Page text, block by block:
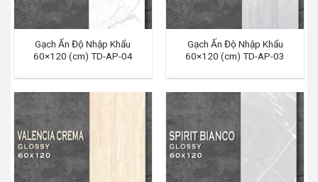
Gạch Ấn Độ Nhập Khẩu
60×120 (cm) TD-AP-04
Gạch Ấn Độ Nhập Khẩu
60×120 (cm) TD-AP-03